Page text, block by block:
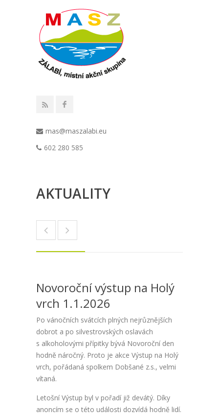
mas@maszalabi.eu
602 280 585
AKTUALITY
Novoroční výstup na Holý
vrch 1.1.2026
Po vánočních svátcích plných nejrůznějších
dobrot a po silvestrovských oslavách
s alkoholovými přípitky bývá Novoroční den
hodně náročný. Proto je akce Výstup na Holý
vrch, pořádaná spolkem Dobšané z.s., velmi
vítaná.
Letošní Výstup byl v pořadí již devátý. Díky
anoncím se o této události dozvídá hodně lidí.